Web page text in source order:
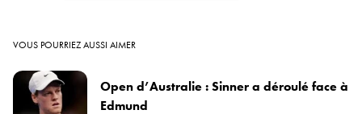
VOUS POURRIEZ AUSSI AIMER
Open d’Australie : Sinner a déroulé face à
Edmund